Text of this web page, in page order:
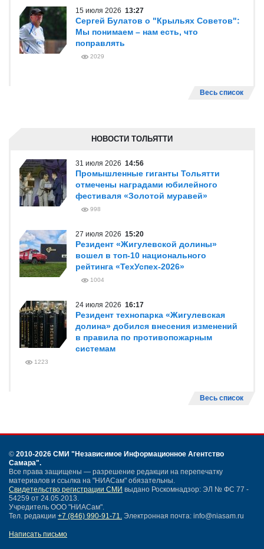
15 июля 2026 13:27
Сергей Булатов о "Крыльях Советов":
Мы понимаем – нам есть, что
поправлять
2029
Весь список
НОВОСТИ ТОЛЬЯТТИ
31 июля 2026 14:56
Промышленные гиганты Тольятти
отмечены наградами юбилейного
фестиваля «Золотой муравей»
998
27 июля 2026 15:20
Резидент «Жигулевской долины»
вошел в топ-10 национального
рейтинга «ТехУспех-2026»
1004
24 июля 2026 16:17
Резидент технопарка «Жигулевская
долина» добился внесения изменений
в правила по противопожарным
системам
1223
Весь список
© 2010-2026 СМИ "Независимое Информационное Агентство
Самара".
Все права защищены — разрешение редакции на перепечатку
материалов и ссылка на "НИАСам" обязательны.
Свидетельство регистрации СМИ выдано Роскомнадзор: ЭЛ № ФС 77 -
54259 от 24.05.2013.
Учредитель ООО "НИАСам".
Тел. редакции +7 (846) 990-91-71. Электронная почта: info@niasam.ru
Написать письмо